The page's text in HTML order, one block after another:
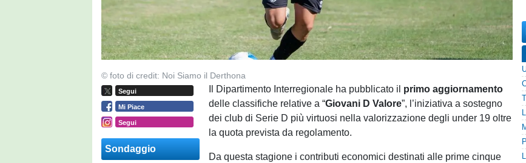
© foto di credit: Noi Siamo il Derthona
Segui
Mi Piace
Segui
Sondaggio
Il Dipartimento Interregionale ha pubblicato il primo aggiornamento
delle classifiche relative a “Giovani D Valore”, l’iniziativa a sostegno
dei club di Serie D più virtuosi nella valorizzazione degli under 19 oltre
la quota prevista da regolamento.
Da questa stagione i contributi economici destinati alle prime cinque